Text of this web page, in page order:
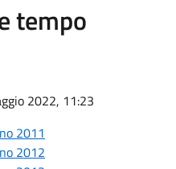
tempo
2022, 11:23
2011
2012